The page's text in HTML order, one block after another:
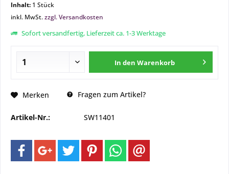
Inhalt: 1 Stück
inkl. MwSt.zzgl. Versandkosten
Sofort versandfertig, Lieferzeit ca. 1-3 Werktage
In den Warenkorb
Merken Fragen zum Artikel?
Artikel-Nr.: SW11401